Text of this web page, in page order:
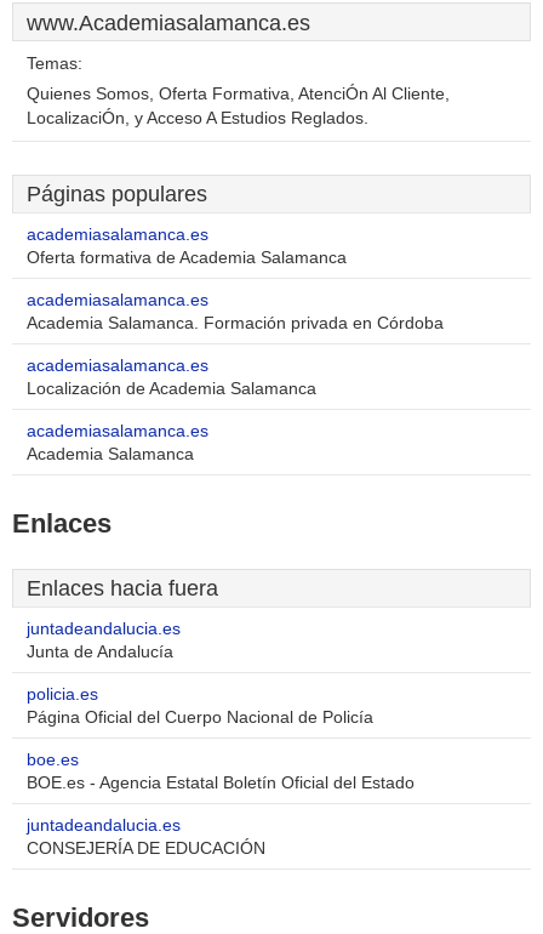
www.Academiasalamanca.es
Temas:
Quienes Somos, Oferta Formativa, AtenciÓn Al Cliente,
LocalizaciÓn, y Acceso A Estudios Reglados.
Páginas populares
academiasalamanca.es
Oferta formativa de Academia Salamanca
academiasalamanca.es
Academia Salamanca. Formación privada en Córdoba
academiasalamanca.es
Localización de Academia Salamanca
academiasalamanca.es
Academia Salamanca
Enlaces
Enlaces hacia fuera
juntadeandalucia.es
Junta de Andalucía
policia.es
Página Oficial del Cuerpo Nacional de Policía
boe.es
BOE.es - Agencia Estatal Boletín Oficial del Estado
juntadeandalucia.es
CONSEJERÍA DE EDUCACIÓN
Servidores